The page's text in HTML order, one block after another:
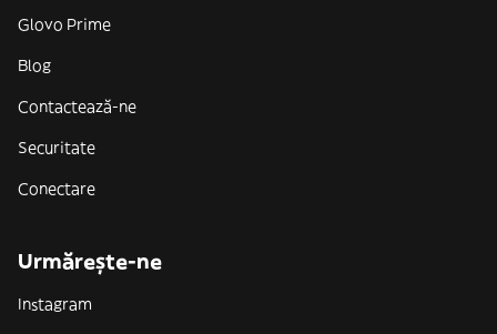
Glovo Prime
Blog
Contactează-ne
Securitate
Conectare
Urmărește-ne
Instagram